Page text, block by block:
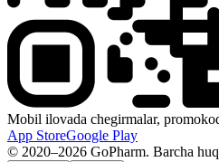
Mobil ilovada chegirmalar,
App StoreGoogle Play
© 2020–2026 GoPharm. Barcha